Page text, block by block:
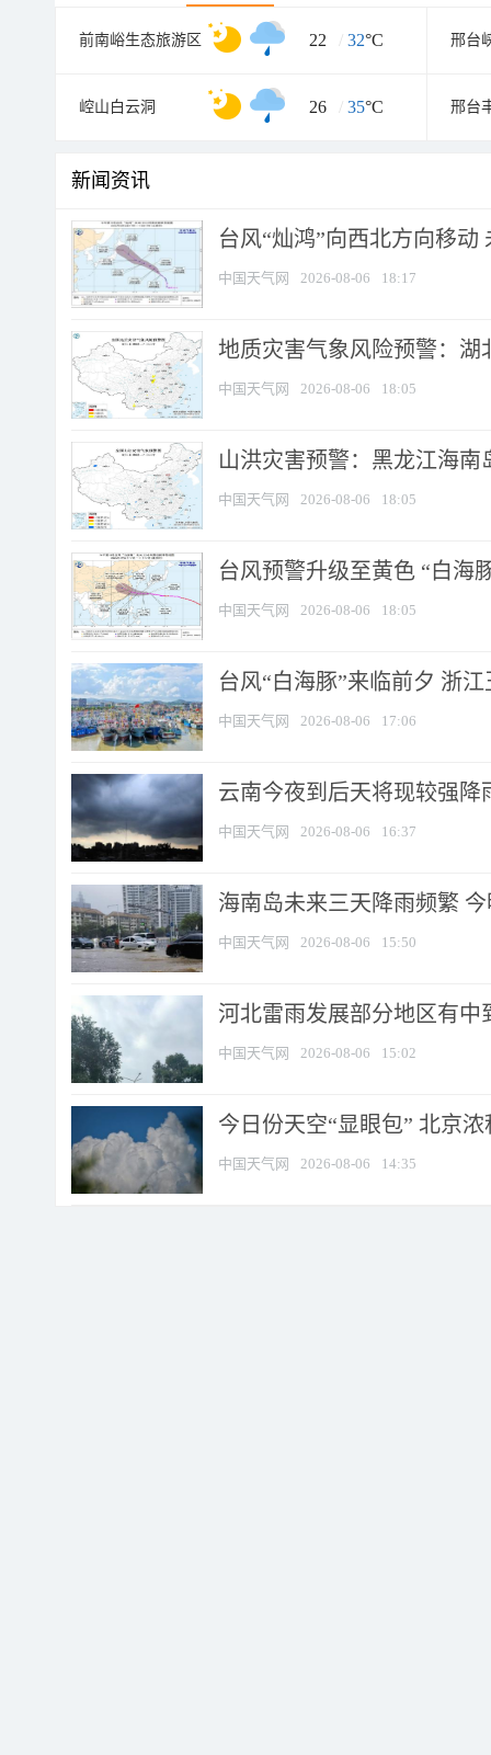
前南峪生态旅游区 22 / 32°C
崆山白云洞 26 / 35°C 邢台
新闻资讯
台风“灿鸿”向西北方向移动
中国天气网 2026-08-06 18:17
地质灾害气象风险预警：湖
中国天气网 2026-08-06 18:05
山洪灾害预警：黑龙江海
中国天气网 2026-08-06 18:05
台风预警升级至黄色 “白海
中国天气网 2026-08-06 18:05
台风“白海豚”来临前夕 浙
中国天气网 2026-08-06 17:06
云南今夜到后天将现较强降
中国天气网 2026-08-06 16:37
海南岛未来三天降雨频繁
中国天气网 2026-08-06 15:50
河北雷雨发展部分地区有中
中国天气网 2026-08-06 15:02
今日份天空“显眼包” 北京
中国天气网 2026-08-06 14:35